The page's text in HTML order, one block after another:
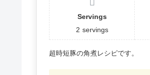
Servings
2 servings
超時短豚の角煮レシピです。